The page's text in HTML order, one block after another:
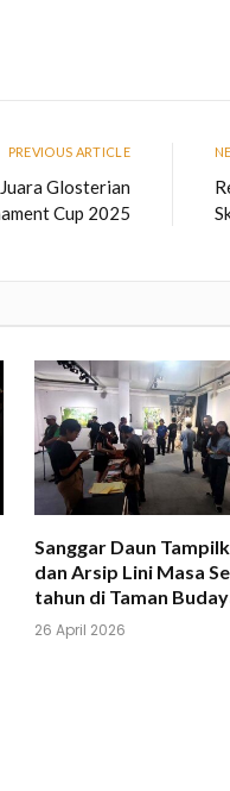
PREVIOUS ARTICLE
Glosterian
Cup 2025
Sanggar Daun
dan Arsip Lini Masa
tahun di Taman
26 April 2026